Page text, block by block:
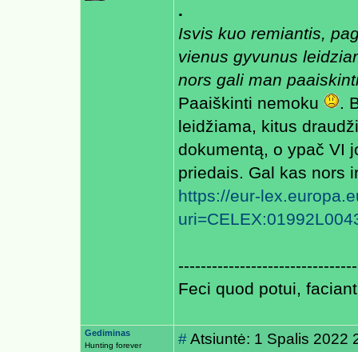
.
Isvis kuo remiantis,
vienus gyvunus
nors gali man
Paaiškinti nemoku
.
leidžiama, kitus
dokumentą, o ypač VI
priedais. Gal kas nors
https://eur-
Feci quod potui,
Gediminas
Hunting forever #Atsiuntė: 1 Spalis 2022